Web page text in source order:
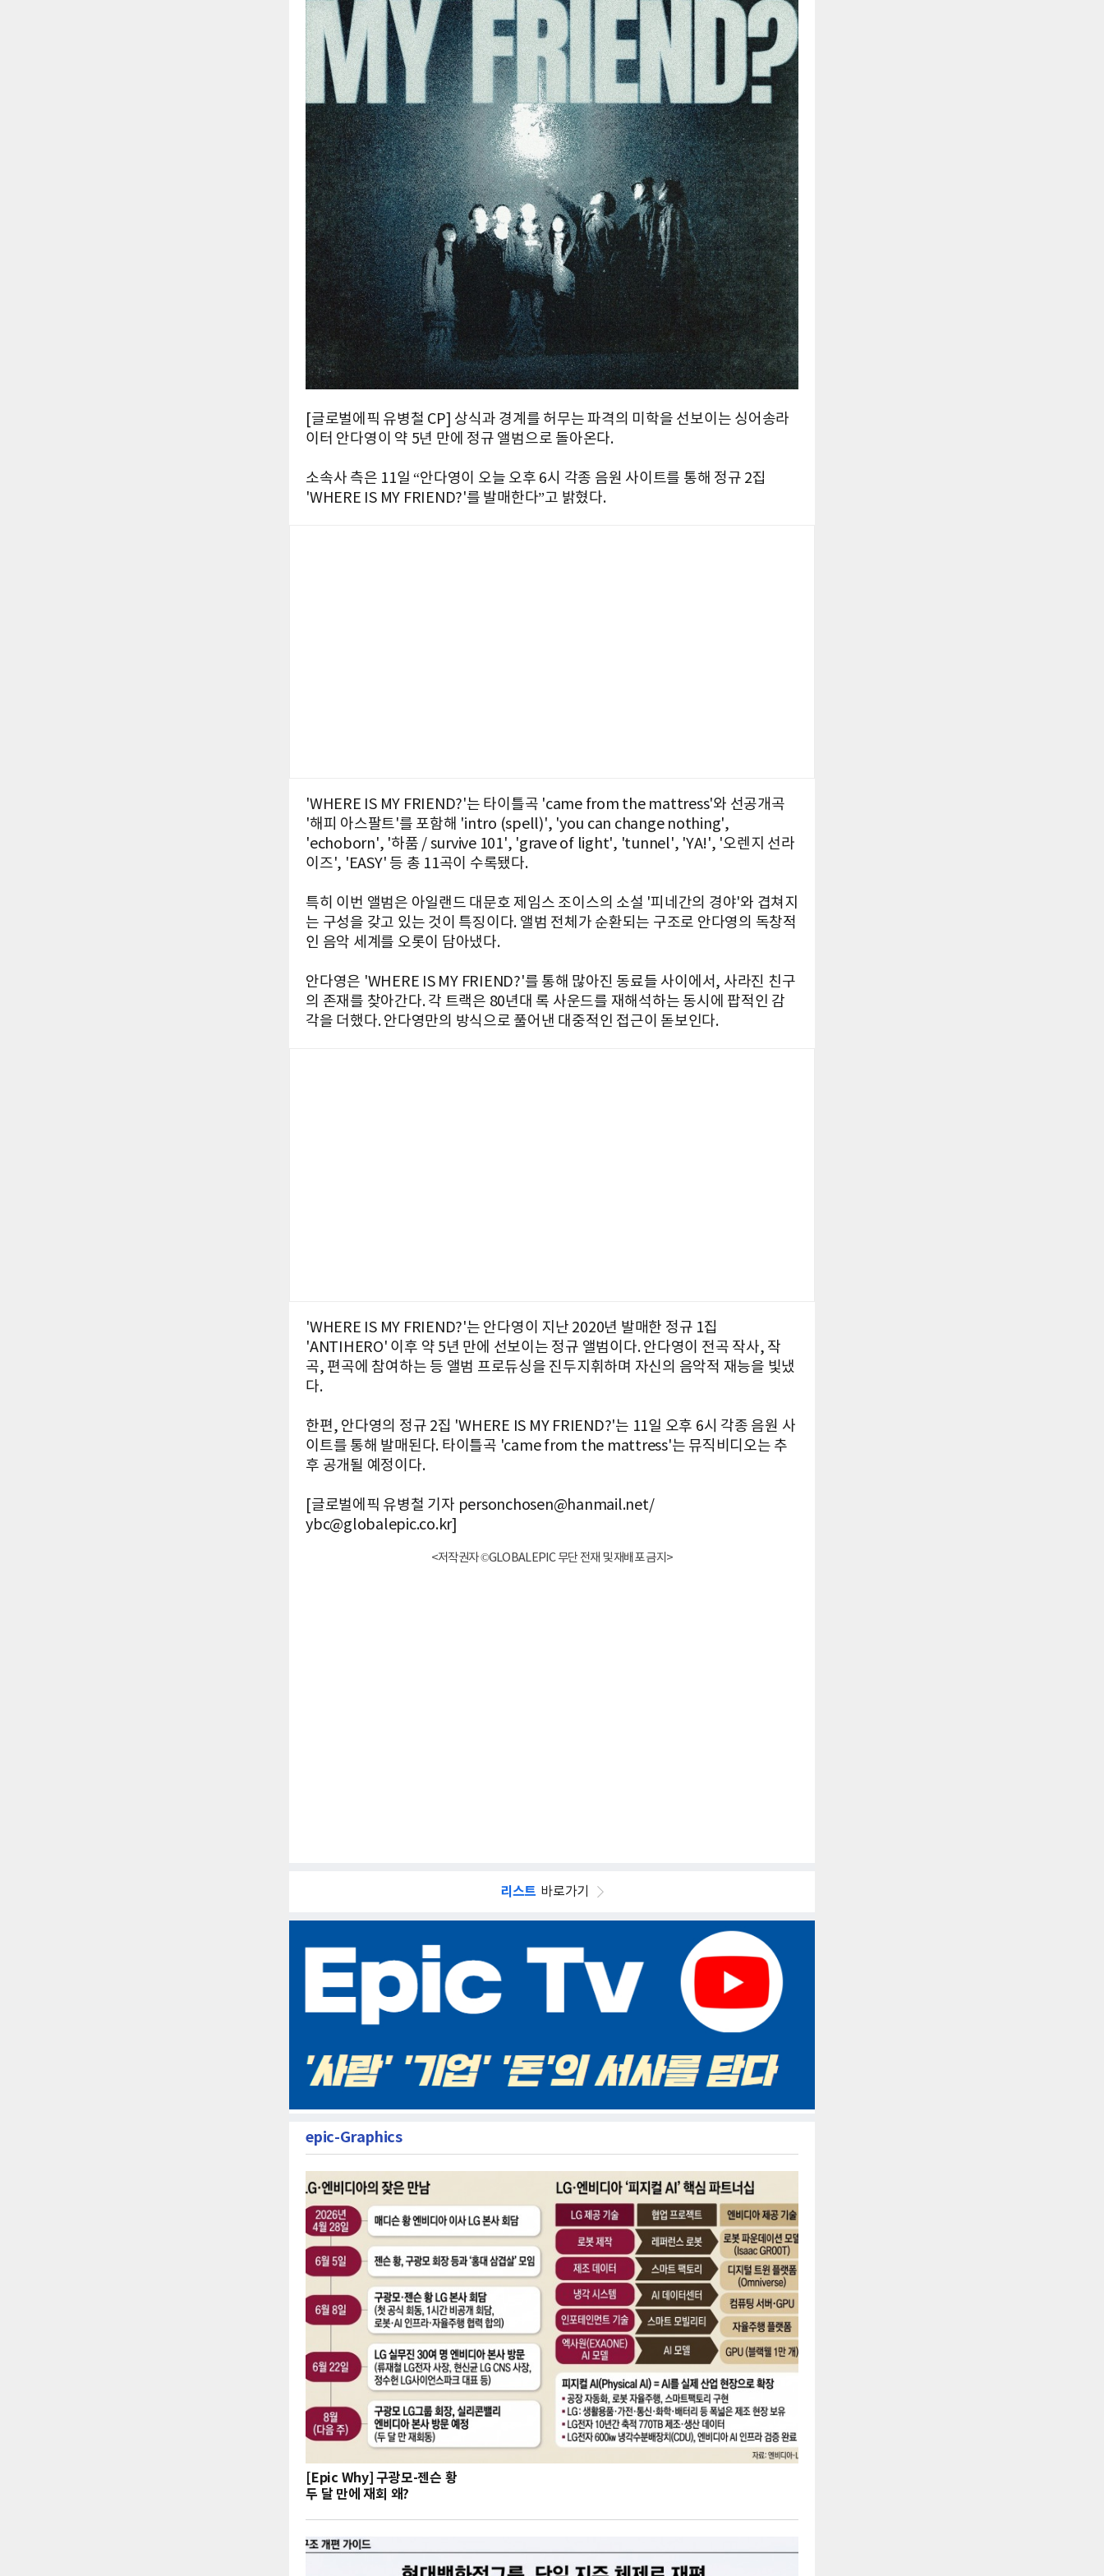
[글로벌에픽 유병철 CP] 상식과 경계를 허무는 파격의 미학을 선보이는 싱어송라
이터 안다영이 약 5년 만에 정규 앨범으로 돌아온다.
소속사 측은 11일 “안다영이 오늘 오후 6시 각종 음원 사이트를 통해 정규 2집
'WHERE IS MY FRIEND?'를 발매한다”고 밝혔다.
'WHERE IS MY FRIEND?'는 타이틀곡 'came from the mattress'와 선공개곡
'해피 아스팔트'를 포함해 'intro (spell)', 'you can change nothing',
'echoborn', '하품 / survive 101', 'grave of light', 'tunnel', 'YA!', '오렌지 선라
이즈', 'EASY' 등 총 11곡이 수록됐다.
특히 이번 앨범은 아일랜드 대문호 제임스 조이스의 소설 '피네간의 경야'와 겹쳐지
는 구성을 갖고 있는 것이 특징이다. 앨범 전체가 순환되는 구조로 안다영의 독창적
인 음악 세계를 오롯이 담아냈다.
안다영은 'WHERE IS MY FRIEND?'를 통해 많아진 동료들 사이에서, 사라진 친구
의 존재를 찾아간다. 각 트랙은 80년대 록 사운드를 재해석하는 동시에 팝적인 감
각을 더했다. 안다영만의 방식으로 풀어낸 대중적인 접근이 돋보인다.
'WHERE IS MY FRIEND?'는 안다영이 지난 2020년 발매한 정규 1집
'ANTIHERO' 이후 약 5년 만에 선보이는 정규 앨범이다. 안다영이 전곡 작사, 작
곡, 편곡에 참여하는 등 앨범 프로듀싱을 진두지휘하며 자신의 음악적 재능을 빛냈
다.
한편, 안다영의 정규 2집 'WHERE IS MY FRIEND?'는 11일 오후 6시 각종 음원 사
이트를 통해 발매된다. 타이틀곡 'came from the mattress'는 뮤직비디오는 추
후 공개될 예정이다.
[글로벌에픽 유병철 기자 personchosen@hanmail.net/
ybc@globalepic.co.kr]
<저작권자 ©GLOBALEPIC 무단 전재 및 재배포 금지>
리스트 바로가기
epic-Graphics
[Epic Why] 구광모-젠슨 황
두 달 만에 재회 왜?